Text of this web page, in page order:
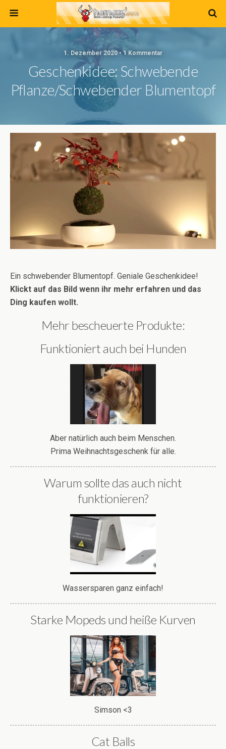
1. Dezember 2020 • 1 Kommentar
Geschenkidee: Schwebende
Pflanze/Schwebender Blumentopf
Ein schwebender Blumentopf. Geniale Geschenkidee!
Klickt auf das Bild wenn ihr mehr erfahren und das
Ding kaufen wollt.
Mehr bescheuerte Produkte:
Funktioniert auch bei Hunden
Aber natürlich auch beim Menschen.
Prima Weihnachtsgeschenk für alle.
Warum sollte das auch nicht
funktionieren?
Wassersparen ganz einfach!
Starke Mopeds und heiße Kurven
Simson <3
Cat Balls